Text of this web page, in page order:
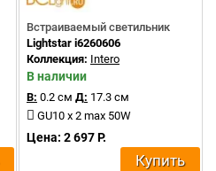
Встраиваемый светильник
Lightstar i6260606
Коллекция: Intero
В наличии
В: 0.2 см Д: 17.3 см
GU10 x 2 max 50W
Цена: 2 697 Р.
Купить